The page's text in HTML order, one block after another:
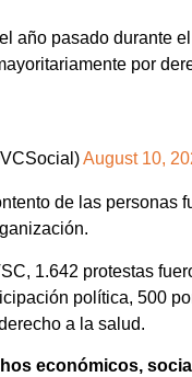
año pasado durante
por
August 10,
de las personas
1.642 protestas
política, 500
a la salud.
económicos,